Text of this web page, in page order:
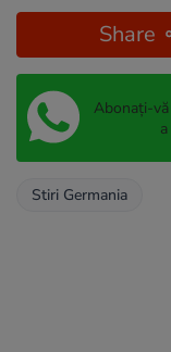
Share
Abonați-
Stiri Germania